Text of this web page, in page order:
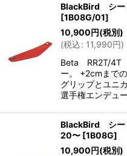
BlackBird シ
[1B08G/01]
10,900円(税別)
(税込: 11,990円)
Beta RR2T/4T
ー。 +2cmまで
グリップとユニ
選手権エンデュ
BlackBird シー
20〜 [1B08G]
10,900円(税別)